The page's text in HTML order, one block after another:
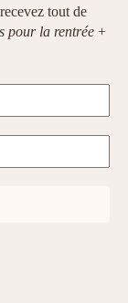
tout de
pour la rentrée +